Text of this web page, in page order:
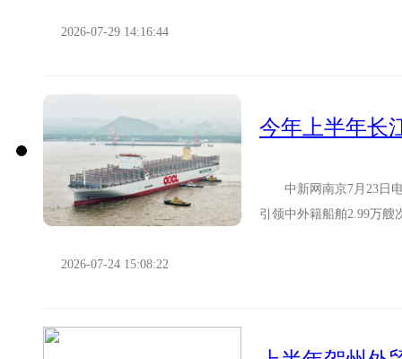
2026-07-29 14:16:44
今年上半年长
中新网南京7月23日电
引领中外籍船舶2.99万艘
2026-07-24 15:08:22